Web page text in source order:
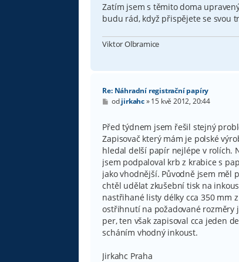
Zatím jsem s těmito doma
budu rád, když přispějete se svou
Viktor Olbramice
Re: Náhradní registrační papíry
P
s
p
ě
v
k
odjirkahc»15 kvě 2012, 20:44
Před týdnem jsem řešil stejný
Zapisovač který mám je polské
hledal delší papír nejlépe v rolích.
jsem podpaloval krb z krabice s
jako vhodnější. Původně jsem měl
chtěl udělat zkušební tisk na
nastřihané listy délky cca 350 mm
ostřihnutí na požadované rozměry
per, ten však zapisoval cca jeden
scháním vhodný inkoust.
Jirkahc Praha